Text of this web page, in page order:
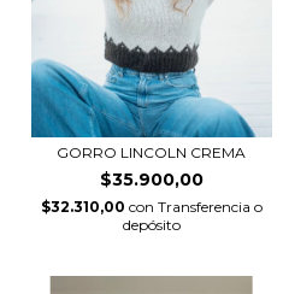
GORRO LINCOLN CREMA
$35.900,00
$32.310,00 con Transferencia o
depósito